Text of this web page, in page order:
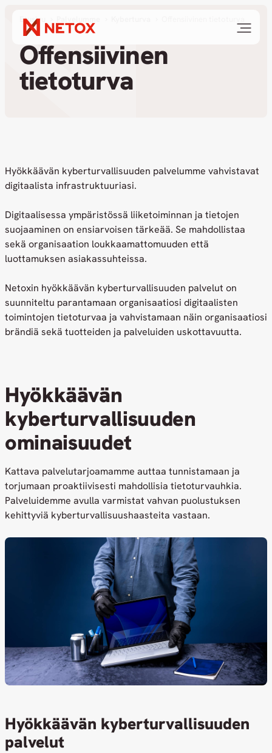
Etusivu
Offensiivinen
tietoturva
Hyökkäävän kyberturvallisuuden palvelumme vahvistavat
digitaalista infrastruktuuriasi.
Digitaalisessa ympäristössä liiketoiminnan ja tietojen
suojaaminen on ensiarvoisen tärkeää. Se mahdollistaa
sekä organisaation loukkaamattomuuden että
luottamuksen asiakassuhteissa.
Netoxin hyökkäävän kyberturvallisuuden palvelut on
suunniteltu parantamaan organisaatiosi digitaalisten
toimintojen tietoturvaa ja vahvistamaan näin organisaatiosi
brändiä sekä tuotteiden ja palveluiden uskottavuutta.
Hyökkäävän
kyberturvallisuuden
ominaisuudet
Kattava palvelutarjoamamme auttaa tunnistamaan ja
torjumaan proaktiivisesti mahdollisia tietoturvauhkia.
Palveluidemme avulla varmistat vahvan puolustuksen
kehittyviä kyberturvallisuushaasteita vastaan.
Hyökkäävän kyberturvallisuuden
palvelut